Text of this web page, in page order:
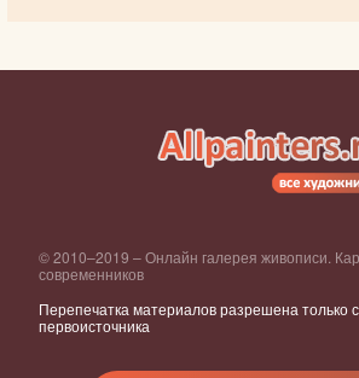
© 2010–2019 – Онлайн галерея живописи.
современников
Перепечатка материалов разрешена только
первоисточника